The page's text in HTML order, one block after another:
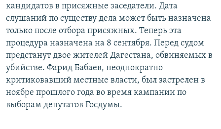
ПОДПИШИТЕСЬ НА РАССЫЛКУ
Все сайты РСЕ/РС
кандидатов в присяжные заседатели. Дата
слушаний по существу дела может быть назначена
только после отбора присяжных. Теперь эта
процедура назначена на 8 сентября. Перед судом
предстанут двое жителей Дагестана, обвиняемых в
убийстве. Фарид Бабаев, неоднократно
критиковавший местные власти, был застрелен в
ноябре прошлого года во время кампании по
выборам депутатов Госдумы.